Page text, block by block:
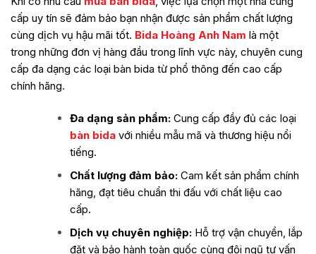
cấp uy tín sẽ đảm bảo bạn nhận được sản phẩm chất lượng
cùng dịch vụ hậu mãi tốt. Bida Hoàng Anh Nam là một
trong những đơn vị hàng đầu trong lĩnh vực này, chuyên cung
cấp đa dạng các loại bàn bida từ phổ thông đến cao cấp
chính hãng.
Đa dạng sản phẩm: Cung cấp đầy đủ các loại
bàn bida với nhiều mẫu mã và thương hiệu nổi
tiếng.
Chất lượng đảm bảo: Cam kết sản phẩm chính
hãng, đạt tiêu chuẩn thi đấu với chất liệu cao
cấp.
Dịch vụ chuyên nghiệp: Hỗ trợ vận chuyển, lắp
đặt và bảo hành toàn quốc cùng đội ngũ tư vấn